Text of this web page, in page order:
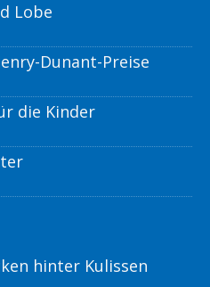
Lobe
Dunant-Preise
die Kinder
hinter Kulissen